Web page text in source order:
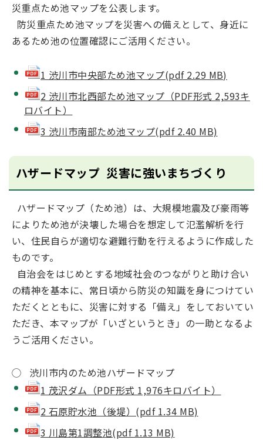
災重点ため池マップを公表します。
防災重点ため池マップを災害への備えとして、身近に
あるため池の位置確認にご活用ください。
1 渋川市中央部ため池マップ(pdf 2.29 MB)
2 渋川市北西部ため池マップ（PDF形式 2,593キ
ロバイト）
3 渋川市南部ため池マップ(pdf 2.40 MB)
ハザードマップ 災害に強いまちづくり
ハザードマップ（ため池）は、大規模地震及び豪雨等
によりため池が決壊した場合を想定して氾濫解析を行
い、住民自らが適切な避難行動を行えるように作成した
ものです。
自治会をはじめとする地域社会のつながりと助け合い
の精神を基本に、常日頃から防災の知識を身につけてい
ただくとともに、災害に対する「備え」をしておいてい
ただき、本マップが「いざというとき」の一助となるよ
うご活用ください。
◯ 渋川市内のため池ハザードマップ
1 茂沢ダム（PDF形式 1,976キロバイト）
2 石原貯水池（後堤）(pdf 1.34 MB)
3 川島第1調整池(pdf 1.13 MB)